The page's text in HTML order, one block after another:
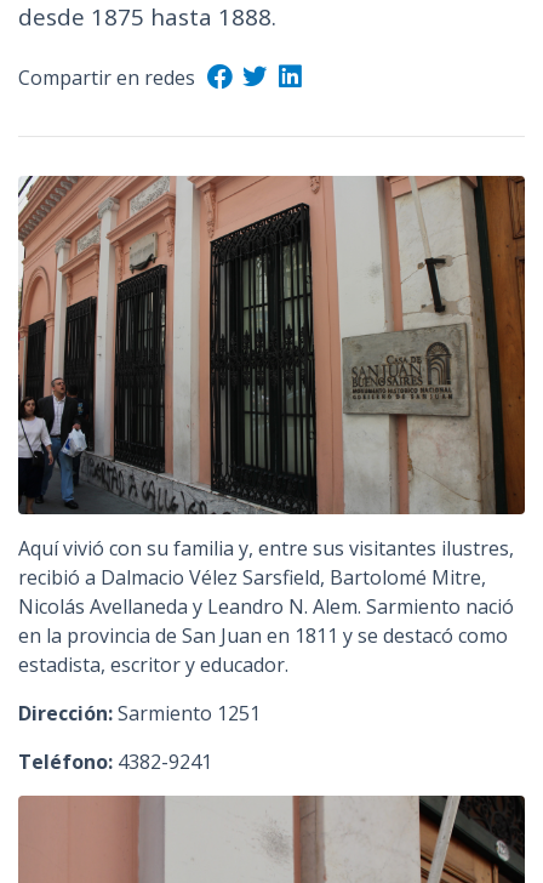
desde 1875 hasta 1888.
Compartir en redes
Aquí vivió con su familia y, entre sus visitantes ilustres,
recibió a Dalmacio Vélez Sarsfield, Bartolomé Mitre,
Nicolás Avellaneda y Leandro N. Alem. Sarmiento nació
en la provincia de San Juan en 1811 y se destacó como
estadista, escritor y educador.
Dirección:Sarmiento 1251
Teléfono: 4382-9241